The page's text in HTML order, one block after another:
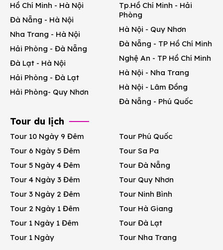
Hồ Chí Minh - Hà Nội
Đà Nẵng - Hà Nội
Nha Trang - Hà Nội
Hải Phòng - Đà Nẵng
Đà Lạt - Hà Nội
Hải Phòng - Đà Lạt
Hải Phòng- Quy Nhơn
Tp.Hồ Chí Minh - Hải
Phòng
Hà Nội - Quy Nhơn
Đà Nẵng - TP Hồ Chí Minh
Nghệ An - TP Hồ Chí Minh
Hà Nội - Nha Trang
Hà Nội - Lâm Đồng
Đà Nẵng - Phú Quốc
Tour du lịch
Tour 10 Ngày 9 Đêm
Tour 6 Ngày 5 Đêm
Tour 5 Ngày 4 Đêm
Tour 4 Ngày 3 Đêm
Tour 3 Ngày 2 Đêm
Tour 2 Ngày 1 Đêm
Tour 1 Ngày 1 Đêm
Tour 1 Ngày
Tour Phú Quốc
Tour Sa Pa
Tour Đà Nẵng
Tour Quy Nhơn
Tour Ninh Bình
Tour Hà Giang
Tour Đà Lạt
Tour Nha Trang